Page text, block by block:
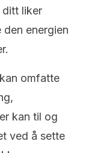
ditt liker
energien
omfatte
kan til og
ved å sette